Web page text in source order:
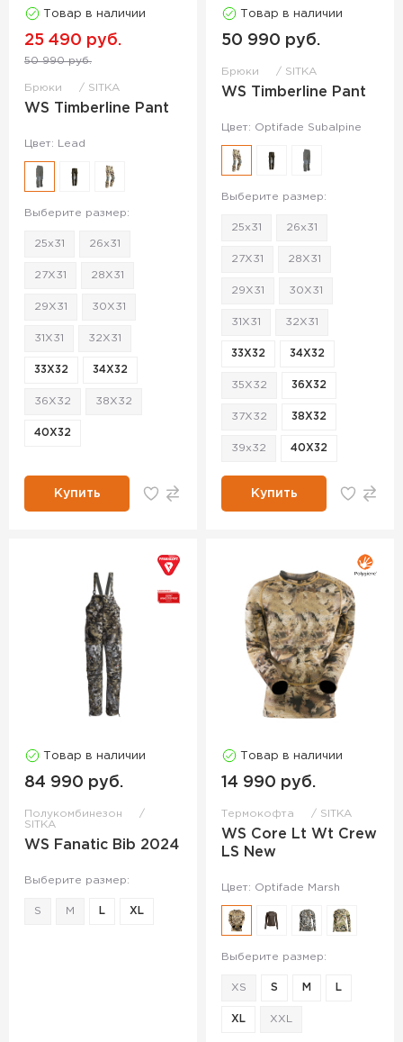
Товар в наличии
25 490 руб.
50 990 руб.
Брюки SITKA
WS Timberline Pant
Цвет: Lead
Выберите размер:
25x31 26x31
27X31 28X31
29X31 30X31
31X31 32X31
33X32 34X32
36X32 38X32
40X32
Купить
Товар в наличии
50 990 руб.
Брюки SITKA
WS Timberline Pant
Цвет: Optifade Subalpine
Выберите размер:
25x31 26x31
27X31 28X31
29X31 30X31
31X31 32X31
33X32 34X32
35X32 36X32
37X32 38X32
39x32 40X32
Купить
Товар в наличии
84 990 руб.
Полукомбинезон
SITKA
WS Fanatic Bib 2024
Выберите размер:
S M L XL
Товар в наличии
14 990 руб.
Термокофта SITKA
WS Core Lt Wt Crew
LS New
Цвет: Optifade Marsh
Выберите размер:
XS S M L
XL XXL